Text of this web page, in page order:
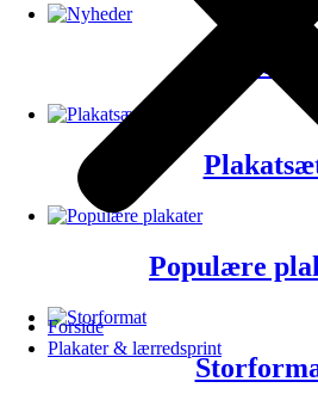
Forside
Plakater & lærredsprint
Nyheder
Populære